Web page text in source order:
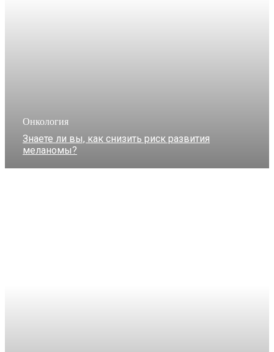
Онкология
Знаете ли вы, как снизить риск развития
меланомы?